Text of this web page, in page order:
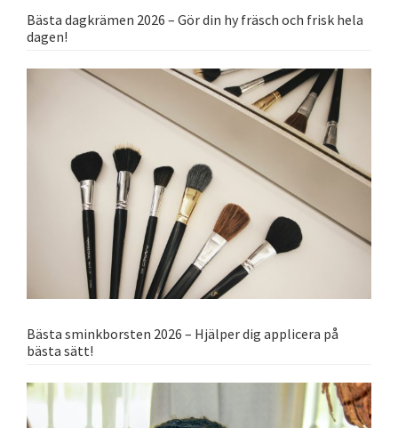
Bästa dagkrämen 2026 – Gör din hy fräsch och frisk hela
dagen!
Bästa sminkborsten 2026 – Hjälper dig applicera på
bästa sätt!